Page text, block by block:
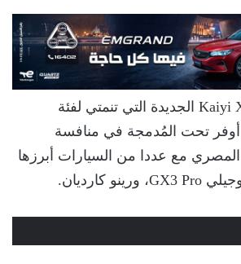
وتدخل كايي Kaiyi X3 Pro الجديدة التي تنمتي لفئة
أوفر تحت المُدمجة في منافسة
مع عددا من السيارات أبرزها